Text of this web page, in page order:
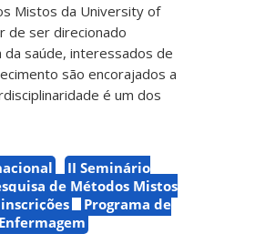
Mistos da University of
de ser direcionado
da saúde, interessados de
são encorajados a
é um dos
II Seminário
de Métodos Mistos
inscrições
Programa de